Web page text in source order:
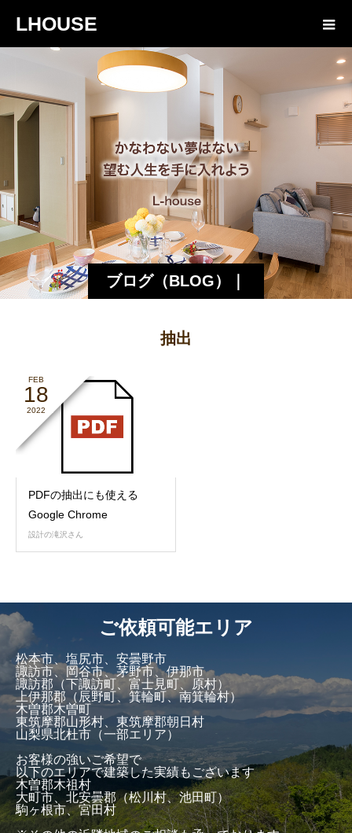
LHOUSE
ブログ（BLOG）｜
エルハウス
抽出
FEB
18
2022
PDFの抽出にも使える
Google Chrome
設計の滝沢さん
ご依頼可能エリア
松本市、塩尻市、安曇野市
諏訪市、岡谷市、茅野市、伊那市
諏訪郡（下諏訪町、富士見町、原村）
上伊那郡（辰野町、箕輪町、南箕輪村）
木曽郡木曽町
東筑摩郡山形村、東筑摩郡朝日村
山梨県北杜市（一部エリア）
お客様の強いご希望で
以下のエリアで建築した実績もございます
木曽郡木祖村
大町市、北安曇郡（松川村、池田町）
駒ヶ根市、宮田村